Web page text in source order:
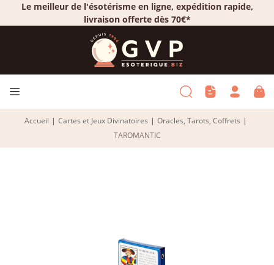
Le meilleur de l'ésotérisme en ligne, expédition rapide,
livraison offerte dès 70€*
Accueil | Cartes et Jeux Divinatoires | Oracles, Tarots, Coffrets |
TAROMANTIC